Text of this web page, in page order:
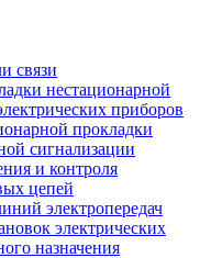
связи
нестационарной
приборов
прокладки
сигнализации
и контроля
цепей
электропередач
электрических
назначения